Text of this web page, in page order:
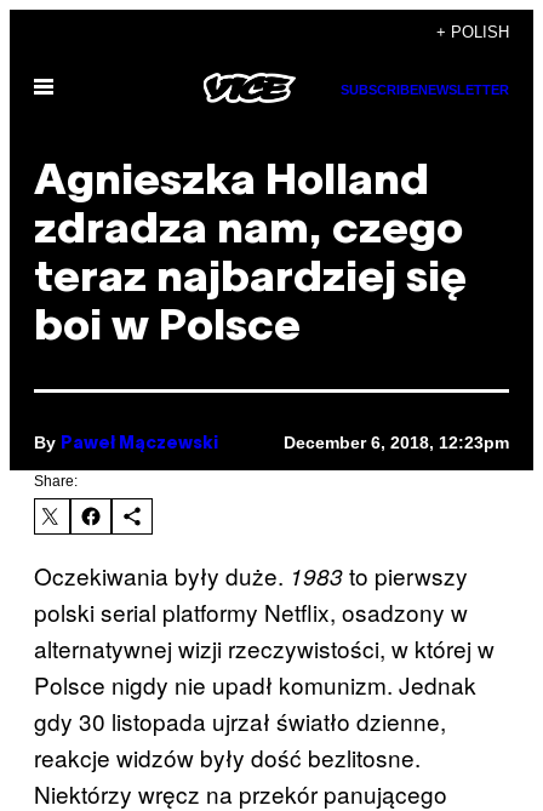
content
+ POLISH
Open
SUBSCRIBENEWSLETTER
Agnieszka Holland
zdradza nam, czego
teraz najbardziej się
boi w Polsce
By Paweł Mączewski December 6, 2018, 12:23pm
Share:
Oczekiwania były duże. 1983to pierwszy
polski serial platformy Netflix, osadzony w
alternatywnej wizji rzeczywistości, w której w
Polsce nigdy nie upadł komunizm. Jednak
gdy 30 listopada ujrzał światło dzienne,
reakcje widzów były dość bezlitosne.
Niektórzy wręcz na przekór panującego